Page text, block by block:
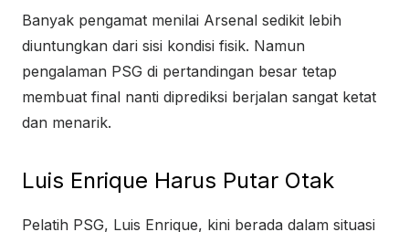
Banyak pengamat menilai Arsenal sedikit lebih
diuntungkan dari sisi kondisi fisik. Namun
pengalaman PSG di pertandingan besar tetap
membuat final nanti diprediksi berjalan sangat ketat
dan menarik.
Luis Enrique Harus Putar Otak
Pelatih PSG, Luis Enrique, kini berada dalam situasi